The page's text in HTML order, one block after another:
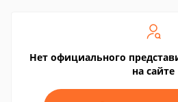
Нет официального
на сайте